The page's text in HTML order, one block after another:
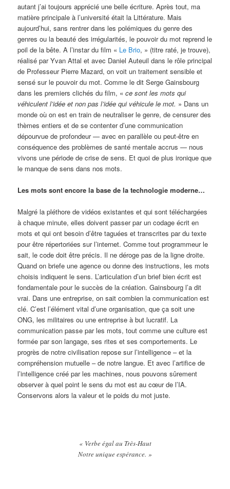
autant j’ai toujours apprécié une belle écriture. Après tout, ma
matière principale à l’université était la Littérature. Mais
aujourd’hui, sans rentrer dans les polémiques du genre des
genres ou la beauté des irrégularités, le pouvoir du mot reprend le
poil de la bête. A l’instar du film « Le Brio, » (titre raté, je trouve),
réalisé par Yvan Attal et avec Daniel Auteuil dans le rôle principal
de Professeur Pierre Mazard, on voit un traitement sensible et
sensé sur le pouvoir du mot. Comme le dit Serge Gainsbourg
dans les premiers clichés du film, «ce sont les mots qui
véhiculent l’idée et non pas l’idée qui véhicule le mot. » Dans un
monde où on est en train de neutraliser le genre, de censurer des
thèmes entiers et de se contenter d’une communication
dépourvue de profondeur — avec en parallèle ou peut-être en
conséquence des problèmes de santé mentale accrus — nous
vivons une période de crise de sens. Et quoi de plus ironique que
le manque de sens dans nos mots.
Les mots sont encore la base de la technologie moderne…
Malgré la pléthore de vidéos existantes et qui sont téléchargées
à chaque minute, elles doivent passer par un codage écrit en
mots et qui ont besoin d’être taguées et transcrites par du texte
pour être répertoriées sur l’internet. Comme tout programmeur le
sait, le code doit être précis. Il ne déroge pas de la ligne droite.
Quand on briefe une agence ou donne des instructions, les mots
choisis indiquent le sens. L’articulation d’un brief bien écrit est
fondamentale pour le succès de la création. Gainsbourg l’a dit
vrai. Dans une entreprise, on sait combien la communication est
clé. C’est l’élément vital d’une organisation, que ça soit une
ONG, les militaires ou une entreprise à but lucratif. La
communication passe par les mots, tout comme une culture est
formée par son langage, ses rites et ses comportements. Le
progrès de notre civilisation repose sur l’intelligence – et la
compréhension mutuelle – de notre langue. Et avec l’artifice de
l’intelligence créé par les machines, nous pouvons sûrement
observer à quel point le sens du mot est au cœur de l’IA.
Conservons alors la valeur et le poids du mot juste.
« Verbe égal au Très-Haut
Notre unique espérance. »